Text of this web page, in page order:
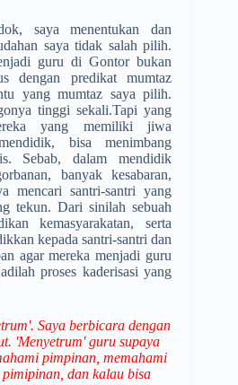
saya menentukan dan
saya tidak salah pilih.
guru di Gontor bukan
dengan predikat mumtaz
yang mumtaz saya pilih.
tinggi sekali.Tapi yang
yang memiliki jiwa
bisa menimbang
Sebab, dalam mendidik
banyak kesabaran,
mencari santri-santri yang
tekun. Dari sinilah sebuah
kemasyarakatan, serta
kepada santri-santri dan
agar mereka menjadi guru
proses kaderisasi yang
Saya berbicara dengan
'Menyetrum' guru supaya
pimpinan, memahami
dan kalau bisa